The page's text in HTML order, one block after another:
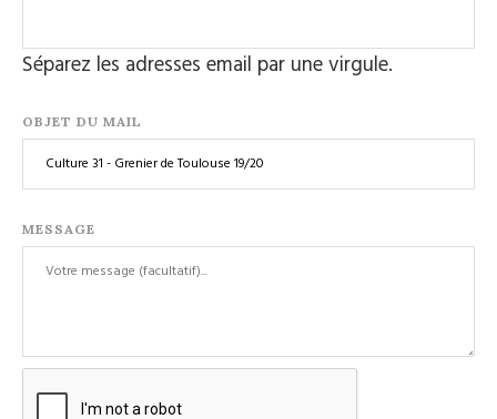
Séparez les adresses email par une virgule.
OBJET DU MAIL
MESSAGE